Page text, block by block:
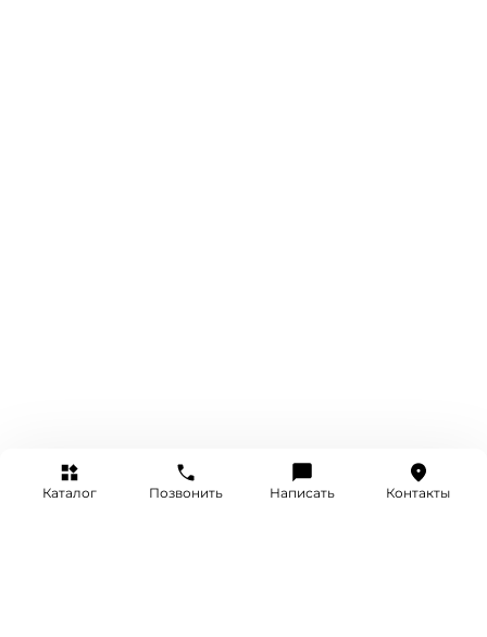
Каталог Позвонить Написать Контакты